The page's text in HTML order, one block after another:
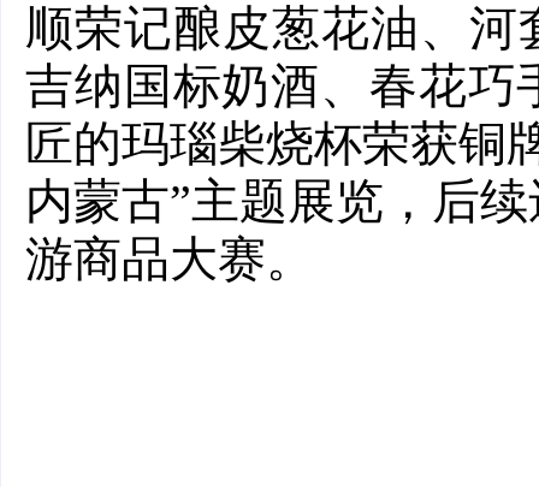
顺荣记酿皮葱花油、河
吉纳国标奶酒、春花巧
匠的玛瑙柴烧杯荣获铜
内蒙古”主题展览，后
游商品大赛。